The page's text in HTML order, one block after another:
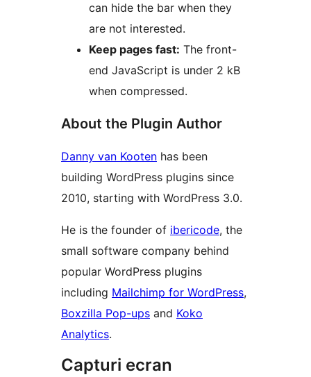
can hide the bar when they
are not interested.
Keep pages fast: The front-
end JavaScript is under 2 kB
when compressed.
About the Plugin Author
Danny van Kooten has been
building WordPress plugins since
2010, starting with WordPress 3.0.
He is the founder of ibericode, the
small software company behind
popular WordPress plugins
including Mailchimp for WordPress,
Boxzilla Pop-ups and Koko
Analytics.
Capturi ecran